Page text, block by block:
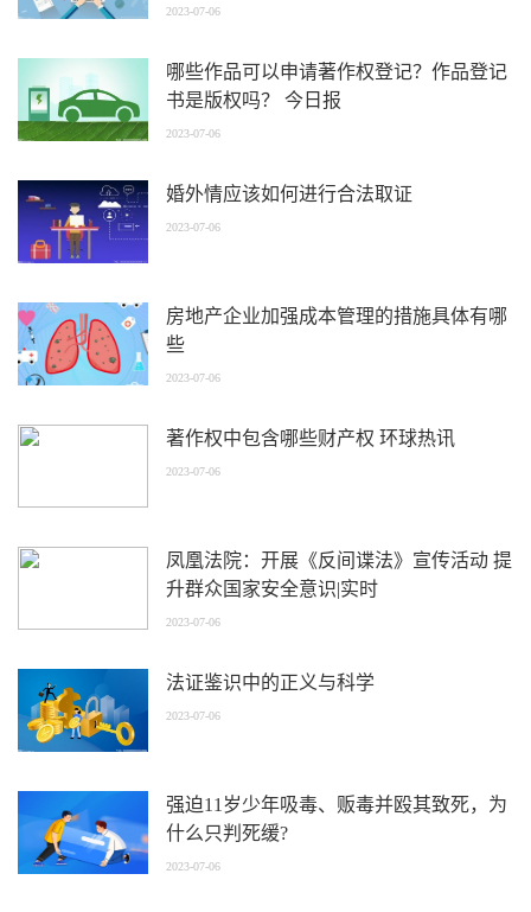
2023-07-06
哪些作品可以申请著作权登记？作品登记
书是版权吗？ 今日报
2023-07-06
婚外情应该如何进行合法取证
2023-07-06
房地产企业加强成本管理的措施具体有哪
些
2023-07-06
著作权中包含哪些财产权 环球热讯
2023-07-06
凤凰法院：开展《反间谍法》宣传活动 提
升群众国家安全意识|实时
2023-07-06
法证鉴识中的正义与科学
2023-07-06
强迫11岁少年吸毒、贩毒并殴其致死，为
什么只判死缓?
2023-07-06